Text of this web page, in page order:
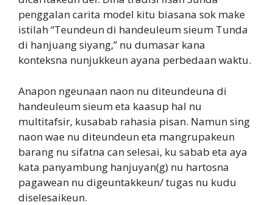
penggalan carita model kitu biasana sok make
istilah “Teundeun di handeuleum sieum Tunda
di hanjuang siyang,” nu dumasar kana
konteksna nunjukkeun ayana perbedaan waktu.
Anapon ngeunaan naon nu diteundeuna di
handeuleum sieum eta kaasup hal nu
multitafsir, kusabab rahasia pisan. Namun sing
naon wae nu diteundeun eta mangrupakeun
barang nu sifatna can selesai, ku sabab eta aya
kata panyambung hanjuyan(g) nu hartosna
pagawean nu digeuntakkeun/ tugas nu kudu
diselesaikeun.